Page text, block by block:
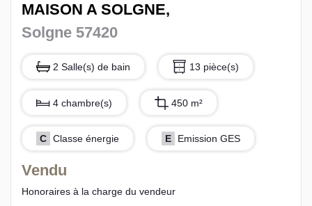
Recrutement
MAISON A SOLGNE,
Solgne 57420
2 Salle(s) de bain 13 pièce(s)
4 chambre(s) 450 m²
C Classe énergie E Emission GES
Vendu
Honoraires à la charge du vendeur